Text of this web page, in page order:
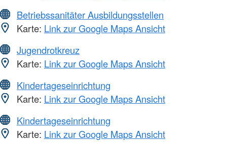
Betriebssanitäter Ausbildungsstellen
Karte: Link zur Google Maps Ansicht
Jugendrotkreuz
Karte: Link zur Google Maps Ansicht
Kindertageseinrichtung
Karte: Link zur Google Maps Ansicht
Kindertageseinrichtung
Karte: Link zur Google Maps Ansicht